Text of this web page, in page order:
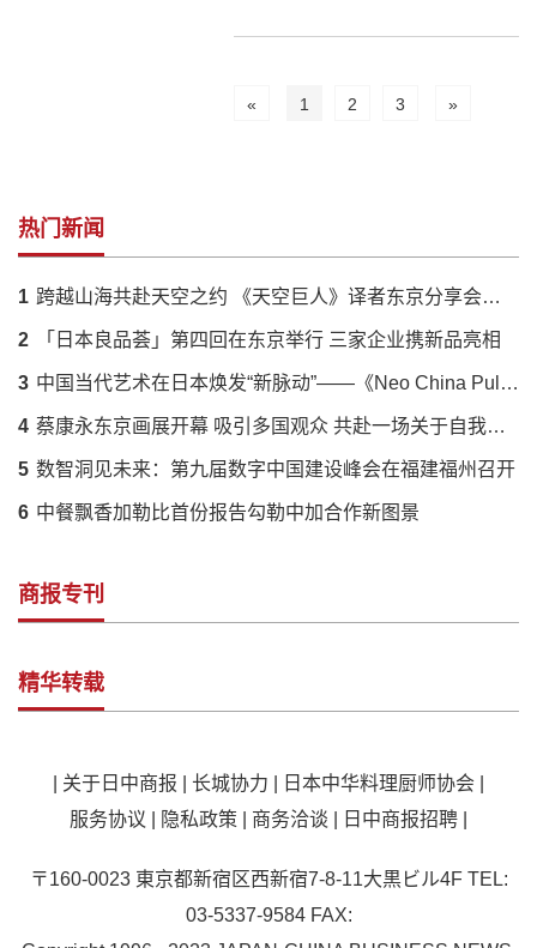
« 1 2 3 »
热门新闻
1 跨越山海共赴天空之约 《天空巨人》译者东京分享会落幕 解码蔡国强火药艺术与中日文化羁绊
2 「日本良品荟」第四回在东京举行 三家企业携新品亮相
3 中国当代艺术在日本焕发“新脉动”——《Neo China Pulse》展呈现传统与创新的时代对话
4 蔡康永东京画展开幕 吸引多国观众 共赴一场关于自我的对话
5 数智洞见未来：第九届数字中国建设峰会在福建福州召开
6 中餐飘香加勒比首份报告勾勒中加合作新图景
商报专刊
精华转载
关于日中商报 长城协力 日本中华料理厨师协会
服务协议
隐私政策 商务洽谈 日中商报招聘
〒160-0023 東京都新宿区西新宿7-8-11大黒ビル4F TEL:
03-5337-9584 FAX: